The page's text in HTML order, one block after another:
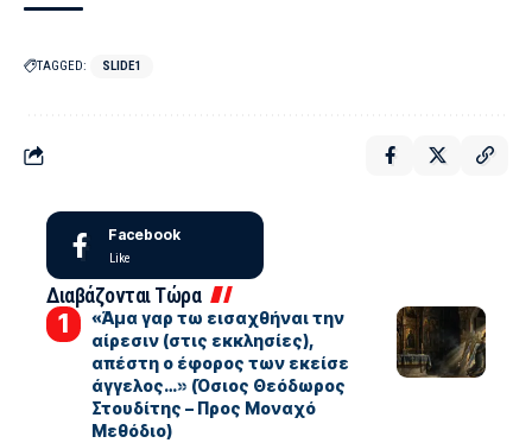
TAGGED: SLIDE1
Facebook
Like
Διαβάζονται Τώρα
«Άμα γαρ τω εισαχθήναι την
αίρεσιν (στις εκκλησίες),
απέστη ο έφορος των εκείσε
άγγελος…» (Όσιος Θεόδωρος
Στουδίτης – Προς Μοναχό
Μεθόδιο)